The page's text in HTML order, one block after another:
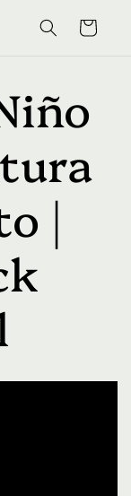
Carrito
|